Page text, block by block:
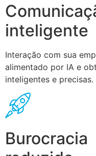
inteligente
Interação com sua
alimentado por IA e
inteligentes e precisas.
Burocracia